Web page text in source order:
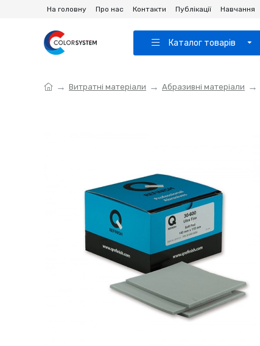
На головну Про нас Контакти Публікації Навчання
Каталог товарів
Витратні матеріали Абразивні матеріали